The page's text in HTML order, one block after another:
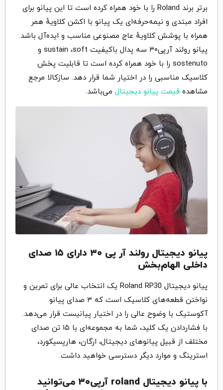
برتر برند Roland را با خود همراه کرده است تا این پیانو برای
افراد مبتدی و نیمه‌حرفه‌ای یک پیانو با اکشن کلاویهٔ همر
همراه با پوشش کلاویهٔ عاج مصنوعی مناسب و ایده‌آل باشد.
پیانو رولند آرپی۳۰ سه پدال باکیفیت sustain ،soft و
sostenuto را با خود همراه کرده است تا قابلیت پخش
کلاسیک مناسبی را در اختیار شما قرار دهد. سازکالا مرجع
مشاهده قیمت پیانو دیجیتال می‌باشد.
پیانو دیجیتال رولند آر پی ۳۰ دارای ۱۵ صدای
داخلی الهام‌بخش
پیانو دیجیتال Roland RP30 یک انتخاب عالی برای تمرین و
نواختن قطعه‌های کلاسیک است که ۳ صدای پیانو
آکوستیک با وضوح عالی را در اختیار پیانیست قرار می‌دهد.
با فشاردادن یک کلید، شما به مجموعه‌ای با ۱۵ تن صدای
مختلف از قبیل پیانوهای دیجیتال، ارگان، هارپسیکورد،
استرینگ و موارد دیگر دسترسی خواهید داشت.
با پیانو دیجیتال roland آرپی۳۰ می‌توانید